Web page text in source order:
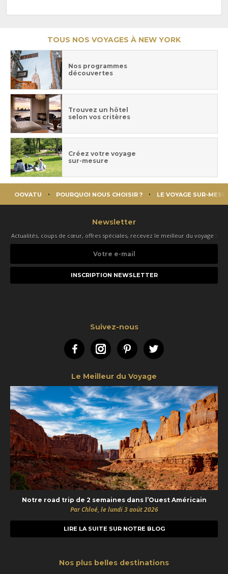
TOUS NOS VOYAGES À NEW YORK
Nos programmes
découvertes
Trouvez un hôtel
selon vos critères
Créez votre voyage
sur-mesure
OOVATU POURQUOI NOUS CHOISIR ? LE VOYAGE SUR-
Newsletter
Actualités, coups de cœur, offres spéciales, recevez le meilleur du voyage :
e-
Suivez-nous
FacebookInstagramPinterestTwitter
Le Meilleur du Voyage
Notre road trip de 2 semaines dans l’Ouest Américain
Par Chloé, le lundi 3 août 2026
LIRE LA SUITE SUR NOTRE BLOG
Nos plus belles destinations